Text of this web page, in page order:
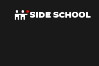
SIDE SCHOOL